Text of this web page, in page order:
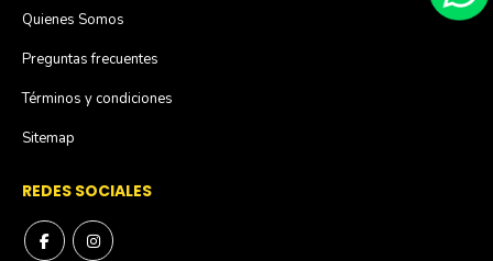
Quienes Somos
Preguntas frecuentes
Términos y condiciones
Sitemap
REDES SOCIALES